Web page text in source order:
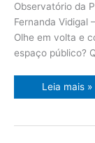
Observatório da
Fernanda Vidigal
Olhe em volta e
espaço público?
Leia mais »